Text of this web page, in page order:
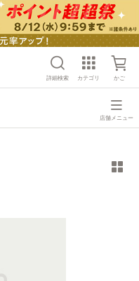
詳細検索 カテゴリ かご
店舗メニュー